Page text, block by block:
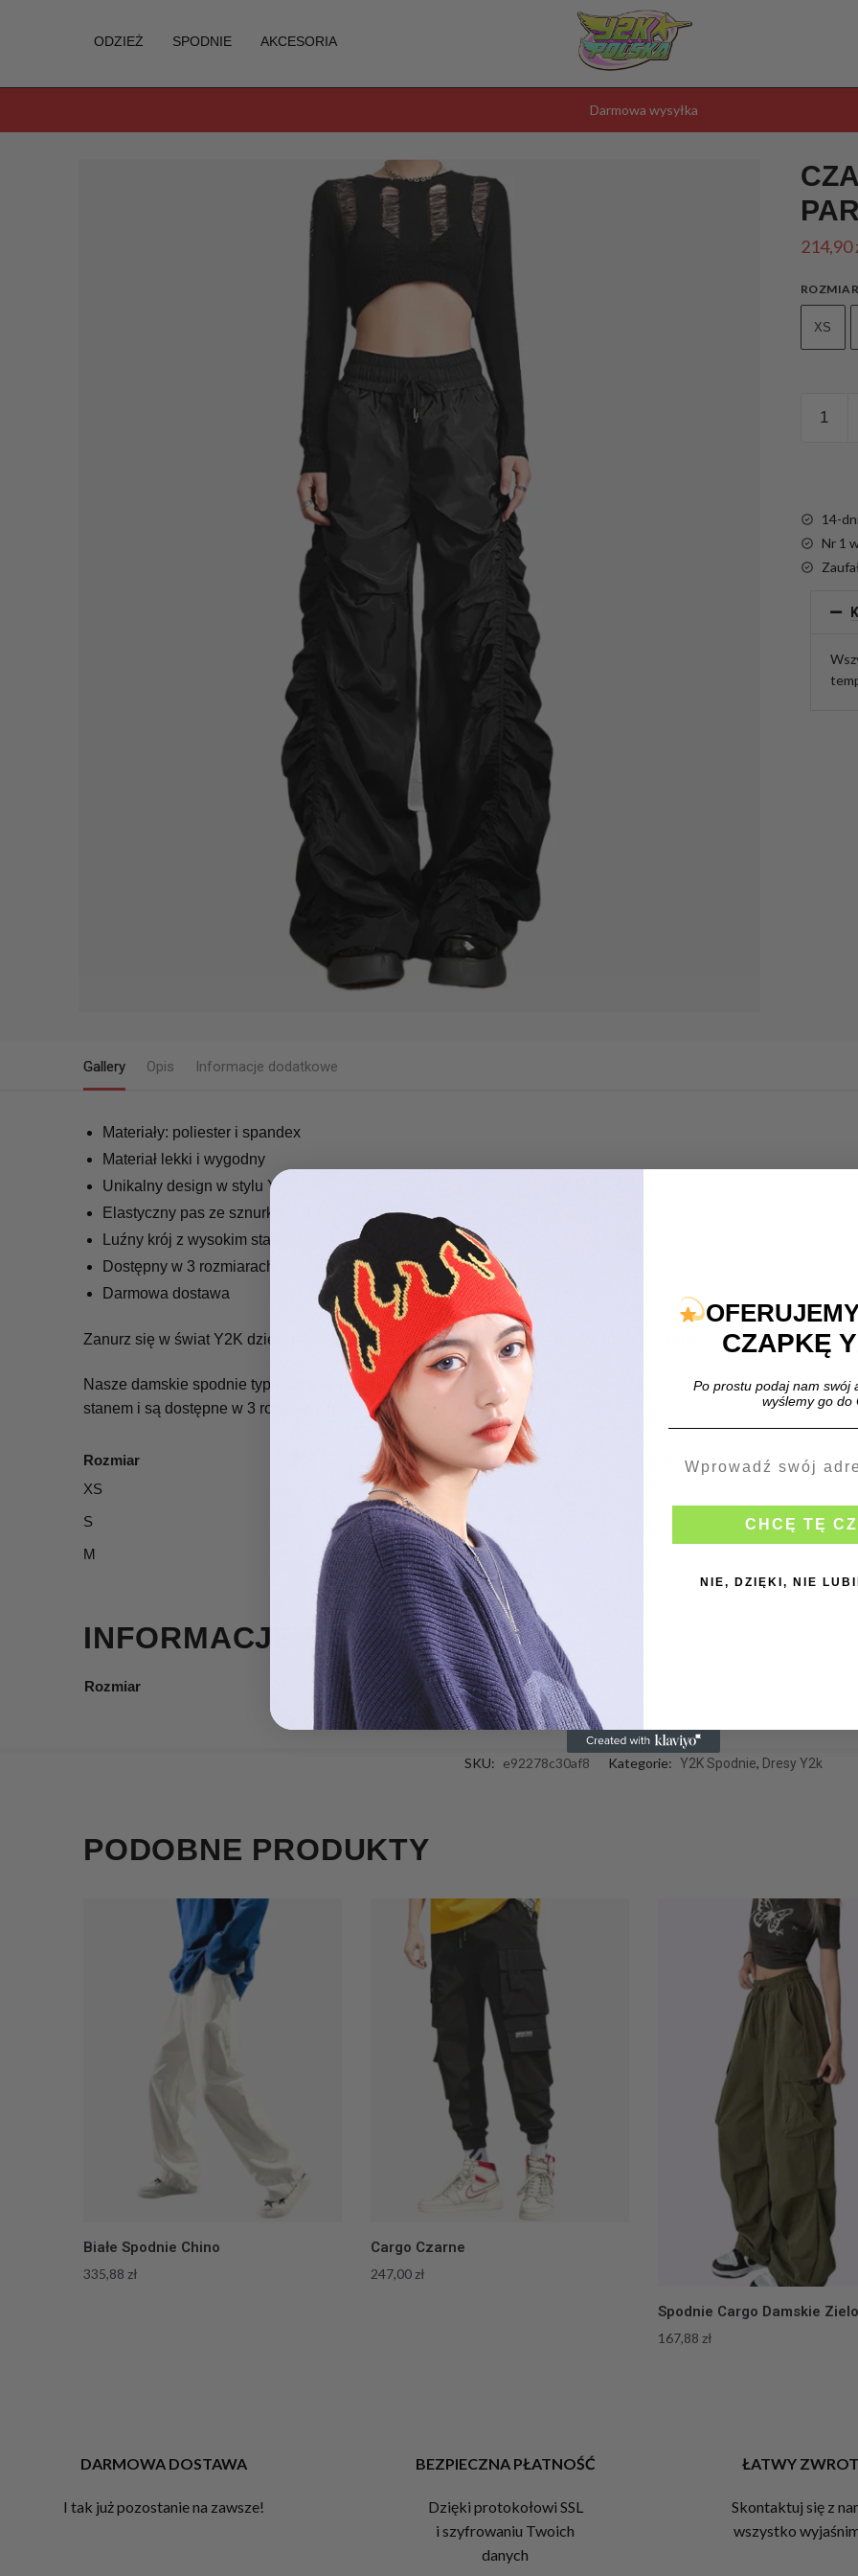
ODZIEŻ SPODNIE AKCESORIA
Darmowa wysyłka
214,90
ROZMIAR
XS
14-
Nr 1
Gallery Opis Informacje dodatkowe
Materiały: poliester i spandex
Materiał lekki i wygodny
Unikalny design w stylu Y2K
Elastyczny pas ze sznurkami do ściągania
Luźny krój z wysokim stanem
Dostępny w 3 rozmiarach
Darmowa dostawa
Zanurz się w świat Y2K dzięki naszym damskim spodniom typu parachute w kolorze czarnym.
Nasze damskie spodnie typu parachute w kolorze czarnym, wykonane z wysokiej jakości materiałów, posiadają
stanem i są dostępne w 3 rozmiarach.
Rozmiar Talia (cm) Biodra (cm)
XS
72
S
76
M
80
INFORMACJE DODATKOWE
Rozmiar
SKU: e92278c30af8 Kategorie: Y2K Spodnie, Dresy Y2k
PODOBNE PRODUKTY
Białe Spodnie Chino
335,88 zł
Cargo Czarne
247,00 zł
Spodnie Cargo Damskie
167,88 zł
DARMOWA DOSTAWA
I tak już pozostanie na zawsze!
BEZPIECZNA PŁATNOŚĆ
Dzięki protokołowi SSL
i szyfrowaniu Twoich
danych
ŁATWY ZWROT
Skontaktuj się z
wszystko
CZAPKĘ
Po prostu podaj nam swój
wyślemy go do
CHCĘ TĘ
NIE, DZIĘKI, NIE